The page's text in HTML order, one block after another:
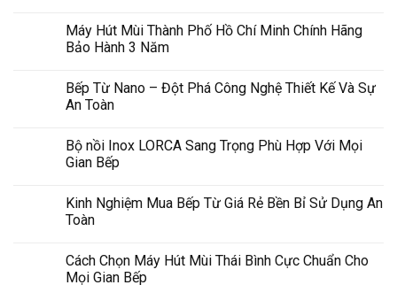
Máy Hút Mùi Thành Phố Hồ Chí Minh Chính Hãng
Bảo Hành 3 Năm
Bếp Từ Nano – Đột Phá Công Nghệ Thiết Kế Và Sự
An Toàn
Bộ nồi Inox LORCA Sang Trọng Phù Hợp Với Mọi
Gian Bếp
Kinh Nghiệm Mua Bếp Từ Giá Rẻ Bền Bỉ Sử Dụng An
Toàn
Cách Chọn Máy Hút Mùi Thái Bình Cực Chuẩn Cho
Mọi Gian Bếp